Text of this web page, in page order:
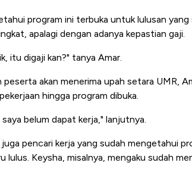
program ini terbuka untuk lulusan
apalagi dengan adanya kepastian gaji.
itu digaji kan?" tanya Amar.
peserta akan menerima upah setara UMR,
hingga program dibuka.
saya belum dapat kerja," lanjutnya.
juga pencari kerja yang sudah mengetahui
lulus. Keysha, misalnya, mengaku sudah